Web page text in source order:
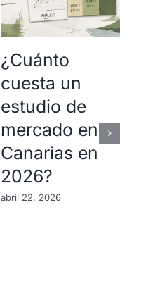
¿Cuánto
cuesta un
estudio de
mercado en
Canarias en
2026?
abril 22, 2026